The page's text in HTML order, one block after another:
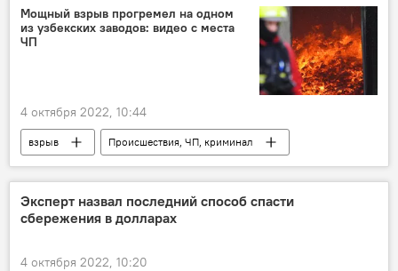
Центральная Азия
импорт
Мощный взрыв прогремел на одном
из узбекских заводов: видео с места
ЧП
4 октября 2022, 10:44
взрыв
Происшествия, ЧП, криминал
Узбекистан
завод
Эксперт назвал последний способ спасти
сбережения в долларах
4 октября 2022, 10:20